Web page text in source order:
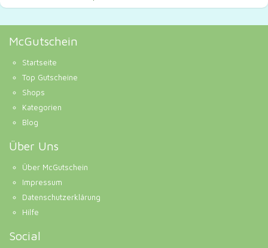
McGutschein
Startseite
Top Gutscheine
Shops
Kategorien
Blog
Über Uns
Über McGutschein
Impressum
Datenschutzerklärung
Hilfe
Social